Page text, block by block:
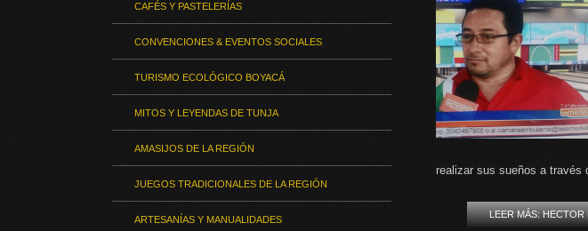
CAFÉS Y PASTELERÍAS
CONVENCIONES & EVENTOS SOCIALES
TURISMO ECOLÓGICO BOYACÁ
MITOS Y LEYENDAS DE TUNJA
AMASIJOS DE LA REGIÓN
JUEGOS TRADICIONALES DE LA REGIÓN
ARTESANÍAS Y MANUALIDADES
realizar sus sueños a través
LEER MÁS: